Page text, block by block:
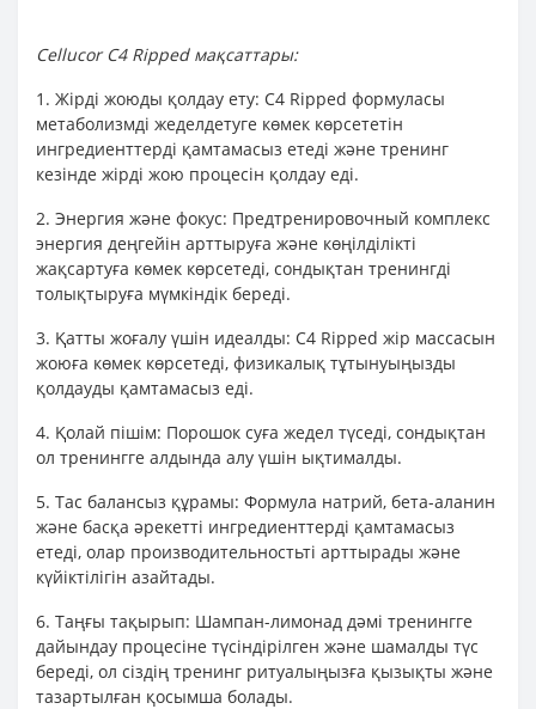
Cellucor C4 Ripped мақсаттары:
1. Жірді жоюды қолдау ету: C4 Ripped формуласы
метаболизмді жеделдетуге көмек көрсететін
ингредиенттерді қамтамасыз етеді және тренинг
кезінде жірді жою процесін қолдау еді.
2. Энергия және фокус: Предтренировочный комплекс
энергия деңгейін арттыруға және көңілділікті
жақсартуға көмек көрсетеді, сондықтан тренингді
толықтыруға мүмкіндік береді.
3. Қатты жоғалу үшін идеалды: C4 Ripped жір массасын
жоюға көмек көрсетеді, физикалық тұтынуыңызды
қолдауды қамтамасыз еді.
4. Қолай пішім: Порошок суға жедел түседі, сондықтан
ол тренингге алдында алу үшін ықтималды.
5. Тас балансыз құрамы: Формула натрий, бета-аланин
және басқа әрекетті ингредиенттерді қамтамасыз
етеді, олар производительностьті арттырады және
күйіктілігін азайтады.
6. Таңғы тақырып: Шампан-лимонад дәмі тренингге
дайындау процесіне түсіндірілген және шамалды түс
береді, ол сіздің тренинг ритуалыңызға қызықты және
тазартылған қосымша болады.